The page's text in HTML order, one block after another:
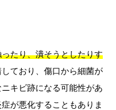
たり、潰そうとしたりす
ており、傷口から細菌が
キビ跡になる可能性があ
が悪化することもありま